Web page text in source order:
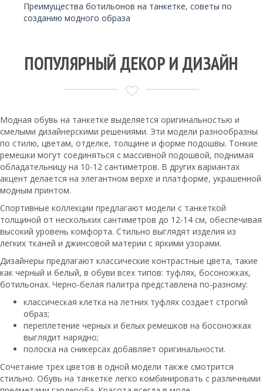
Преимущества ботильонов на танкетке, советы по
созданию модного образа
ПОПУЛЯРНЫЙ ДЕКОР И ДИЗАЙН
Модная обувь на танкетке выделяется оригинальностью и
смелыми дизайнерскими решениями. Эти модели разнообразны
по стилю, цветам, отделке, толщине и форме подошвы. Тонкие
ремешки могут соединяться с массивной подошвой, поднимая
обладательницу на 10-12 сантиметров. В других вариантах
акцент делается на элегантном верхе и платформе, украшенной
модным принтом.
Спортивные коллекции предлагают модели с танкеткой
толщиной от нескольких сантиметров до 12-14 см, обеспечивая
высокий уровень комфорта. Стильно выглядят изделия из
легких тканей и джинсовой материи с яркими узорами.
Дизайнеры предлагают классические контрастные цвета, такие
как черный и белый, в обуви всех типов: туфлях, босоножках,
ботильонах. Черно-белая палитра представлена по-разному:
классическая клетка на летних туфлях создает строгий
образ;
переплетение черных и белых ремешков на босоножках
выглядит нарядно;
полоска на сникерсах добавляет оригинальности.
Сочетание трех цветов в одной модели также смотрится
стильно. Обувь на танкетке легко комбинировать с различными